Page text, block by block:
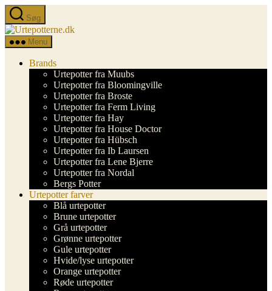
Spring
til
indholdet
Søg
Urtepotterne.dk
Menu
Brands
Urtepotter fra Muubs
Urtepotter fra Bloomingville
Urtepotter fra Broste
Urtepotter fra Ferm Living
Urtepotter fra Hay
Urtepotter fra House Doctor
Urtepotter fra Hübsch
Urtepotter fra Ib Laursen
Urtepotter fra Lene Bjerre
Urtepotter fra Nordal
Bergs Potter
Urtepotter farver
Blå urtepotter
Brune urtepotter
Grå urtepotter
Grønne urtepotter
Gule urtepotter
Hvide/lyse urtepotter
Orange urtepotter
Røde urtepotter